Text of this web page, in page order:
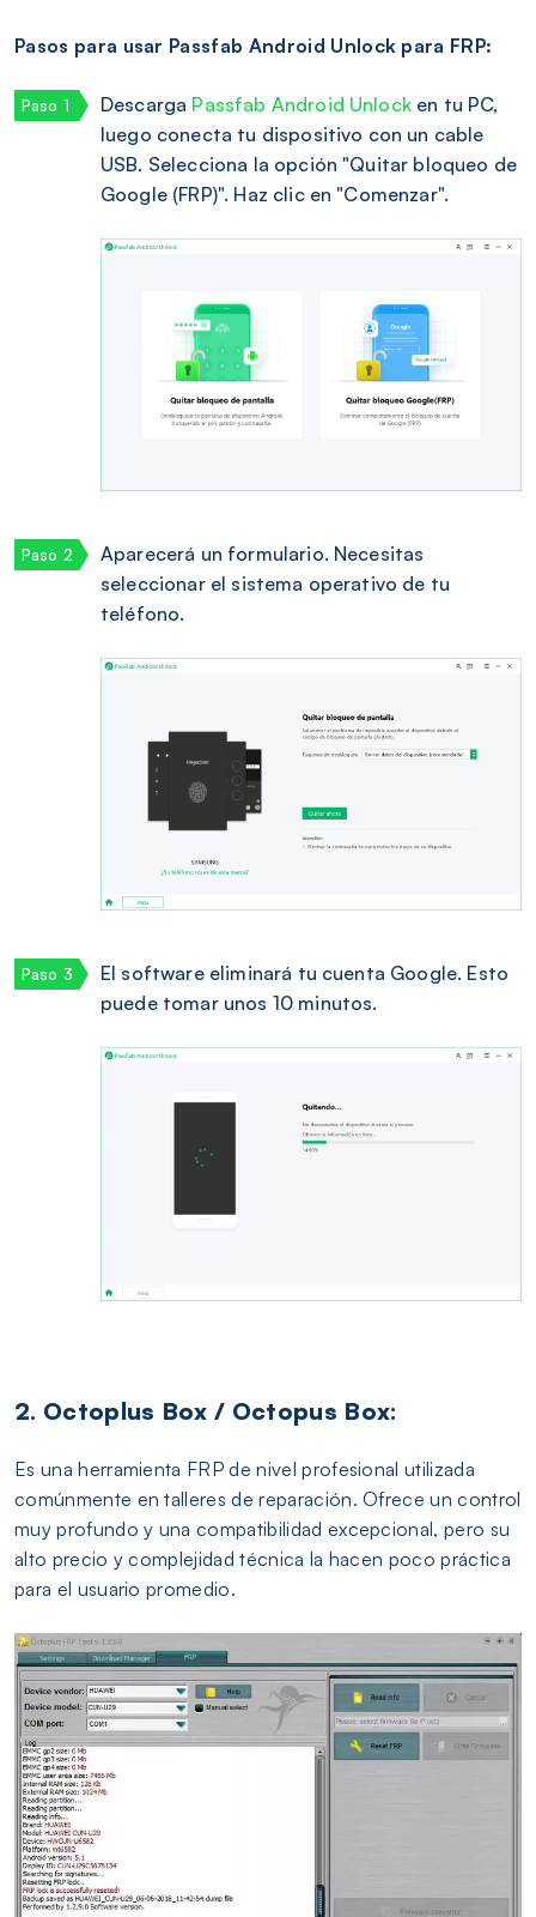
Pasos para usar Passfab Android Unlock para FRP:
Descarga Passfab Android Unlocken tu PC,
luego conecta tu dispositivo con un cable
USB. Selecciona la opción "Quitar bloqueo de
Google (FRP)". Haz clic en "Comenzar".
Aparecerá un formulario. Necesitas
seleccionar el sistema operativo de tu
teléfono.
El software eliminará tu cuenta Google. Esto
puede tomar unos 10 minutos.
2. Octoplus Box / Octopus Box:
Es una herramienta FRP de nivel profesional utilizada
comúnmente en talleres de reparación. Ofrece un control
muy profundo y una compatibilidad excepcional, pero su
alto precio y complejidad técnica la hacen poco práctica
para el usuario promedio.